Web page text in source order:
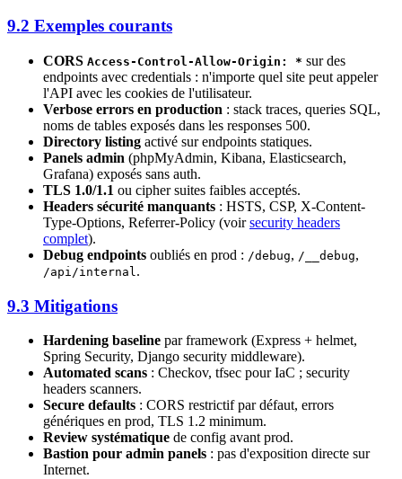
9.2 Exemples courants
CORS Access-Control-Allow-Origin: * sur des
endpoints avec credentials : n'importe quel site peut appeler
l'API avec les cookies de l'utilisateur.
Verbose errors en production : stack traces, queries SQL,
noms de tables exposés dans les responses 500.
Directory listing activé sur endpoints statiques.
Panels admin (phpMyAdmin, Kibana, Elasticsearch,
Grafana) exposés sans auth.
TLS 1.0/1.1 ou cipher suites faibles acceptés.
Headers sécurité manquants : HSTS, CSP, X-Content-
Type-Options, Referrer-Policy (voirsecurity headers
complet).
Debug endpoints oubliés en prod : /debug, /__debug,
/api/internal .
9.3 Mitigations
Hardening baseline par framework (Express + helmet,
Spring Security, Django security middleware).
Automated scans : Checkov, tfsec pour IaC ; security
headers scanners.
Secure defaults : CORS restrictif par défaut, errors
génériques en prod, TLS 1.2 minimum.
Review systématique de config avant prod.
Bastion pour admin panels : pas d'exposition directe sur
Internet.